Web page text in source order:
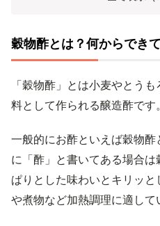
穀物酢とは？何からでき
「穀物酢」とは小麦やとう
料として作られる醸造酢です。
一般的にお酢といえば穀物
に「酢」と書いてある場合
ぱりとした味わいとキリッ
や煮物など加熱調理に適して